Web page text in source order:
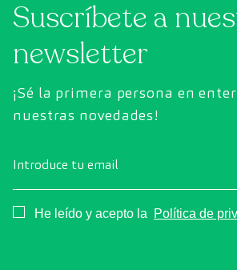
Suscríbete a
newsletter
¡Sé la primera persona en
nuestras novedades!
Introduce tu email
Consentimiento
He leído y acepto la
Política de